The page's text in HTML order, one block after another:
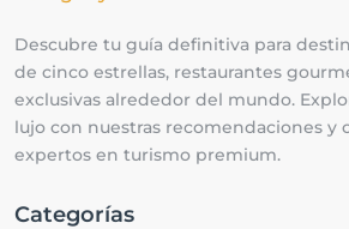
Descubre tu guía definitiva para
de cinco estrellas, restaurantes
exclusivas alrededor del mundo.
lujo con nuestras recomendaciones y
expertos en turismo premium.
Categorías